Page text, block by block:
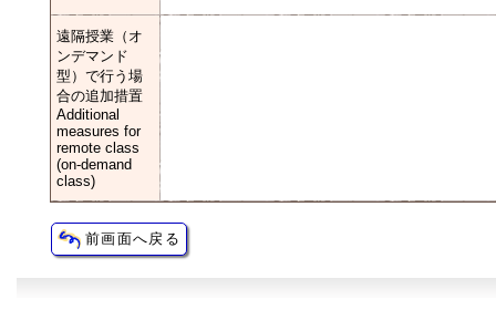
遠隔授業（オ
ンデマンド
型）で行う場
合の追加措置
Additional
measures for
remote class
(on-demand
class)